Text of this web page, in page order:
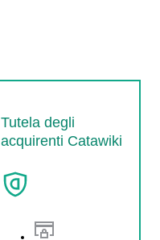
Tutela degli
acquirenti Catawiki